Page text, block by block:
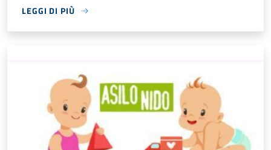
LEGGI DI PIÙ